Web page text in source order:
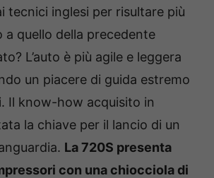
tecnici inglesi per risultare più
quello della precedente
L’auto è più agile e leggera
un piacere di guida estremo
Il know-how acquisito in
la chiave per il lancio di un
La 720S presenta
con una chiocciola di